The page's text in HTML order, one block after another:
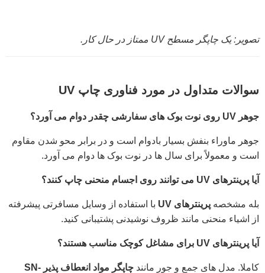
تصویر: یک چاپگر مسطح UV ممتاز در حال کار.
سوالات متداول در مورد فناوری چاپ UV
جوهر UV روی نوت بوک های سفارشی چقدر دوام می آورد؟
جوهر ماوراء بنفش بسیار بادوام است و در برابر محو شدن مقاوم
است و معمولاً برای سال ها در نوت بوک ها دوام می آورد.
آیا پرینترهای UV می توانند روی اجسام منحنی چاپ کنند؟
بله مشخصه پرینترهای UV
با استفاده از وسایل مسافرتی پیشرفته
از اشیاء منحنی مانند ظروف نوشیدنی پشتیبانی کنید.
آیا پرینترهای UV برای مشاغل کوچک مناسب هستند؟
کاملا. مدل های جمع و جور مانند
چاپگر مواد انعطاف پذیر SN-